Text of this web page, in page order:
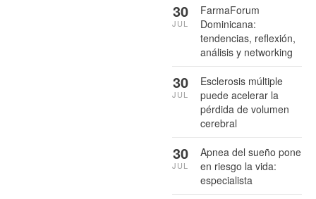
FarmaForum
Dominicana:
tendencias, reflexión,
análisis y networking
30
JUL
Esclerosis múltiple
puede acelerar la
pérdida de volumen
cerebral
30
JUL
Apnea del sueño pone
en riesgo la vida:
especialista
30
JUL